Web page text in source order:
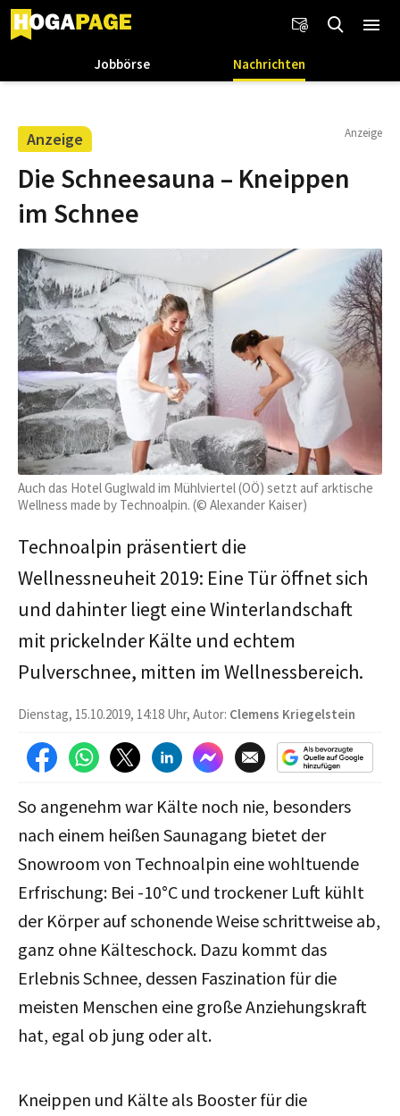
Jobbörse Nachrichten
Anzeige Anzeige
Die Schneesauna – Kneippen
im Schnee
Auch das Hotel Guglwald im Mühlviertel (OÖ) setzt auf arktische
Wellness made by Technoalpin. (© Alexander Kaiser)
Technoalpin präsentiert die
Wellnessneuheit 2019: Eine Tür öffnet sich
und dahinter liegt eine Winterlandschaft
mit prickelnder Kälte und echtem
Pulverschnee, mitten im Wellnessbereich.
Dienstag, 15.10.2019, 14:18 Uhr, Autor: Clemens Kriegelstein
So angenehm war Kälte noch nie, besonders
nach einem heißen Saunagang bietet der
Snowroom von Technoalpin eine wohltuende
Erfrischung: Bei -10°C und trockener Luft kühlt
der Körper auf schonende Weise schrittweise ab,
ganz ohne Kälteschock. Dazu kommt das
Erlebnis Schnee, dessen Faszination für die
meisten Menschen eine große Anziehungskraft
hat, egal ob jung oder alt.
Kneippen und Kälte als Booster für die